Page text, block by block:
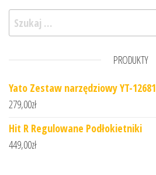
Szukaj:
PRODUKTY
Yato Zestaw narzędziowy YT-12681
279,00zł
Hit R Regulowane Podłokietniki
449,00zł